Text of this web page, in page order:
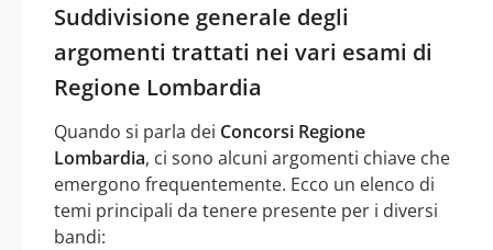
Suddivisione generale degli
argomenti trattati nei vari esami di
Regione Lombardia
Quando si parla dei Concorsi Regione
Lombardia, ci sono alcuni argomenti chiave che
emergono frequentemente. Ecco un elenco di
temi principali da tenere presente per i diversi
bandi: